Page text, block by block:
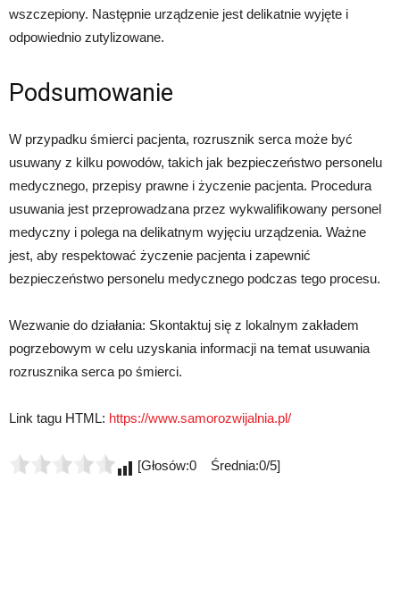
wszczepiony. Następnie urządzenie jest delikatnie wyjęte i
odpowiednio zutylizowane.
Podsumowanie
W przypadku śmierci pacjenta, rozrusznik serca może być
usuwany z kilku powodów, takich jak bezpieczeństwo personelu
medycznego, przepisy prawne i życzenie pacjenta. Procedura
usuwania jest przeprowadzana przez wykwalifikowany personel
medyczny i polega na delikatnym wyjęciu urządzenia. Ważne
jest, aby respektować życzenie pacjenta i zapewnić
bezpieczeństwo personelu medycznego podczas tego procesu.
Wezwanie do działania: Skontaktuj się z lokalnym zakładem
pogrzebowym w celu uzyskania informacji na temat usuwania
rozrusznika serca po śmierci.
Link tagu HTML: https://www.samorozwijalnia.pl/
[Głosów:0 Średnia:0/5]